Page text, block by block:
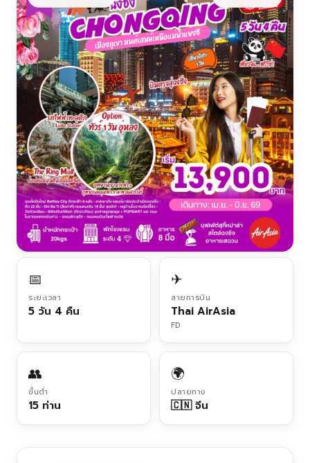
📅
ระยะเวลา
5 วัน 4 คืน
✈
สายการบิน
Thai AirAsia
FD
👥
ขั้นต่ำ
15 ท่าน
🌍
ปลายทาง
🇨🇳 จีน